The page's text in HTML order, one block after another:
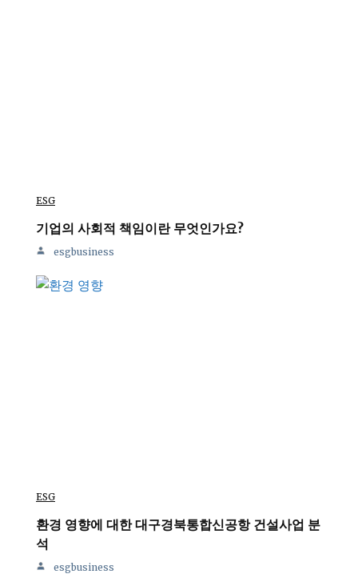
ESG
기업의 사회적 책임이란 무엇인가요?
esgbusiness
ESG
환경 영향에 대한 대구경북통합신공항 건설사업 분
석
esgbusiness